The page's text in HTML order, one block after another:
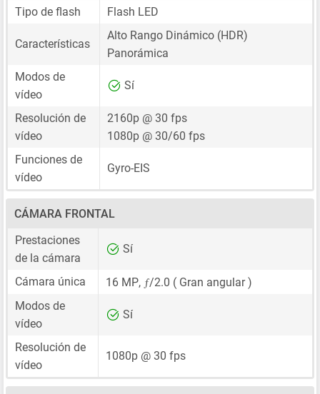
Tipo de flash Flash LED
Características
Alto Rango Dinámico (HDR)
Panorámica
Modos de
vídeo
Sí
Resolución de
vídeo
2160p @ 30 fps
1080p @ 30/60 fps
Funciones de
vídeo
Gyro-EIS
CÁMARA FRONTAL
Prestaciones
de la cámara
Sí
Cámara única 16 MP, ƒ/2.0 ( Gran angular )
Modos de
vídeo
Sí
Resolución de
vídeo
1080p @ 30 fps